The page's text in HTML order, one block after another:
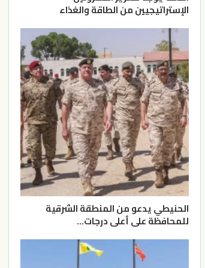
الإستراتيجيين من الطاقة والغذاء
الحنيطي يدعو من المنطقة الشرقية
للمحافظة على أعلى درجات…